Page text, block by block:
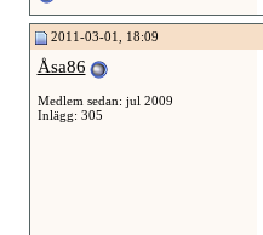
2011-03-01, 18:09
Åsa86
Medlem sedan: jul 2009
Inlägg: 305